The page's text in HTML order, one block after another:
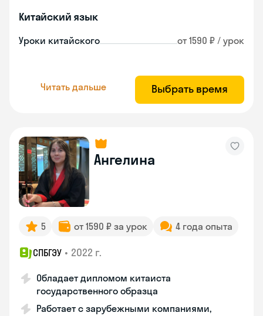
Китайский язык
Уроки китайского от 1590 ₽ / урок
Читать дальше Выбрать время
Ангелина
5 от 1590 ₽ за урок 4 года опыта
СПБГЭУ • 2022 г.
Обладает дипломом китаиста
государственного образца
Работает с зарубежными компаниями,